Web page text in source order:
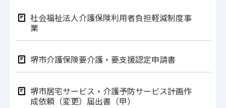
社会福祉法人介護保険利用者負担軽減制度事
業
堺市介護保険要介護・要支援認定申請書
堺市居宅サービス・介護予防サービス計画作
成依頼（変更）届出書（甲）